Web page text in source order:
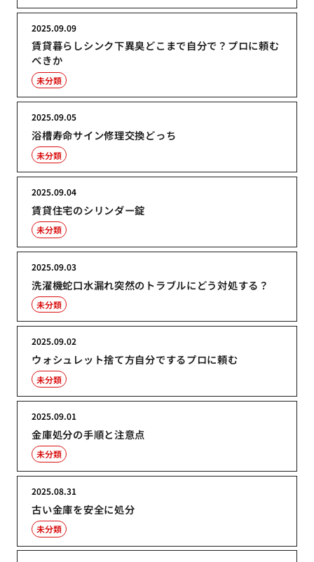
賃貸暮らしシンク下異臭どこまで自分で？プロに頼む
べきか
2025.09.09
未分類
浴槽寿命サイン修理交換どっち
2025.09.05
未分類
賃貸住宅のシリンダー錠
2025.09.04
未分類
洗濯機蛇口水漏れ突然のトラブルにどう対処する？
2025.09.03
未分類
ウォシュレット捨て方自分でするプロに頼む
2025.09.02
未分類
金庫処分の手順と注意点
2025.09.01
未分類
古い金庫を安全に処分
2025.08.31
未分類